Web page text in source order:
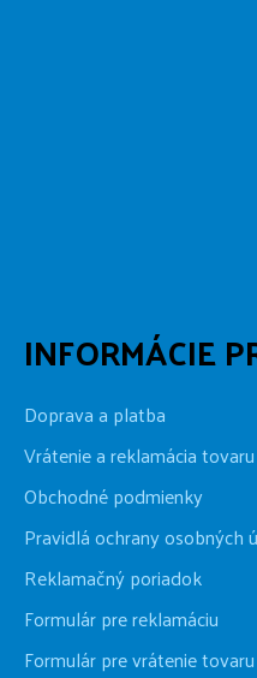
INFORMÁCIE
Doprava a platba
Vrátenie a reklamácia tovaru
Obchodné podmienky
Pravidlá ochrany osobných
Reklamačný poriadok
Formulár pre reklamáciu
Formulár pre vrátenie tovaru